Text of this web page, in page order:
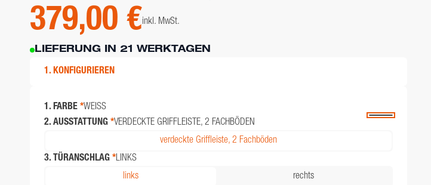
379,00 €inkl. MwSt.
LIEFERUNG IN 21 WERKTAGEN
1. KONFIGURIEREN
1. FARBE *WEISS
2. AUSSTATTUNG *VERDECKTE GRIFFLEISTE, 2 FACHBÖDEN
verdeckte Griffleiste, 2 Fachböden
3. TÜRANSCHLAG *LINKS
links
rechts